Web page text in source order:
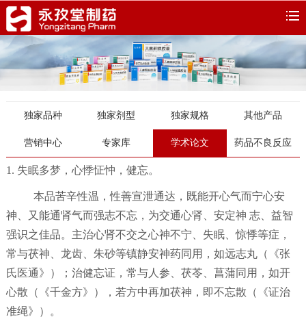
独家品种 独家剂型 独家规格 其他产品
营销中心 专家库 学术论文 药品不良反应
1. 失眠多梦，心悸怔忡，健忘。
本品苦辛性温，性善宣泄通达，既能开心气而宁心安
神、又能通肾气而强志不忘，为交通心肾、安定神 志、益智
强识之佳品。主治心肾不交之心神不宁、失眠、惊悸等症，
常与茯神、龙齿、朱砂等镇静安神药同用，如远志丸（《张
氏医通》）；治健忘证，常与人参、茯苓、菖蒲同用，如开
心散（《千金方》），若方中再加茯神，即不忘散（《证治
准绳》）。